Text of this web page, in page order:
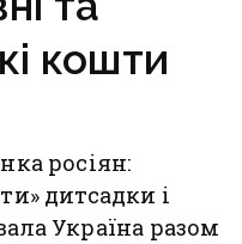
кошти
росіян:
дитсадки і
Україна разом